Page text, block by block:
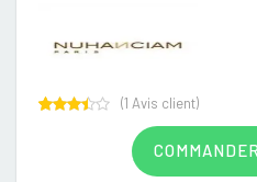
(1 Avis client)